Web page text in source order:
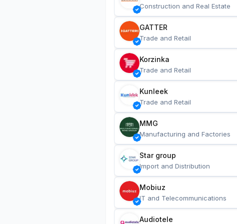
Construction and Real Estate
GATTER
Trade and Retail
Korzinka
Trade and Retail
Kunleek
Trade and Retail
MMG
Manufacturing and Factories
Star group
Import and Distribution
Mobiuz
IT and Telecommunications
Audiotele